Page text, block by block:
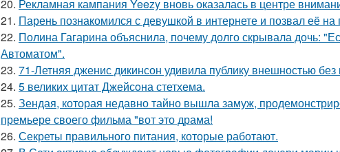
20. Рекламная кампания Yeezy вновь оказалась в центре
21. Парень познакомился с девушкой в интернете и позвал её
22. Полина Гагарина объяснила, почему долго скрывала дочь:
Автоматом".
23. 71-Летняя дженис дикинсон удивила публику внешностью без
24. 5 великих цитат Джейсoна стетхема.
25. Зендая, которая недавно тайно вышла замуж,
премьере своего фильма "вот это драма!
26. Секреты правильного питания, которые работают.